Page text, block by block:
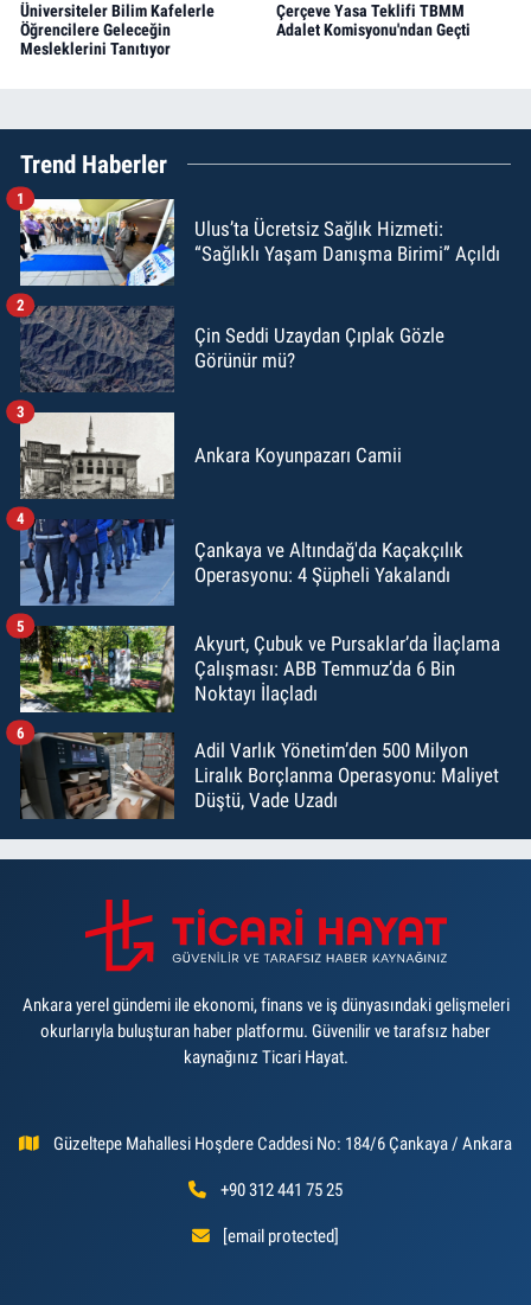
Üniversiteler Bilim Kafelerle
Öğrencilere Geleceğin
Mesleklerini Tanıtıyor
Çerçeve Yasa Teklifi TBMM
Adalet Komisyonu'ndan Geçti
Trend Haberler
Ulus’ta Ücretsiz Sağlık Hizmeti:
“Sağlıklı Yaşam Danışma Birimi” Açıldı
1
Çin Seddi Uzaydan Çıplak Gözle
Görünür mü?
2
Ankara Koyunpazarı Camii
3
Çankaya ve Altındağ'da Kaçakçılık
Operasyonu: 4 Şüpheli Yakalandı
4
Akyurt, Çubuk ve Pursaklar’da İlaçlama
Çalışması: ABB Temmuz’da 6 Bin
Noktayı İlaçladı
5
Adil Varlık Yönetim’den 500 Milyon
Liralık Borçlanma Operasyonu: Maliyet
Düştü, Vade Uzadı
6
Ankara yerel gündemi ile ekonomi, finans ve iş dünyasındaki gelişmeleri
okurlarıyla buluşturan haber platformu. Güvenilir ve tarafsız haber
kaynağınız Ticari Hayat.
Güzeltepe Mahallesi Hoşdere Caddesi No: 184/6 Çankaya / Ankara
+90 312 441 75 25
[email protected]